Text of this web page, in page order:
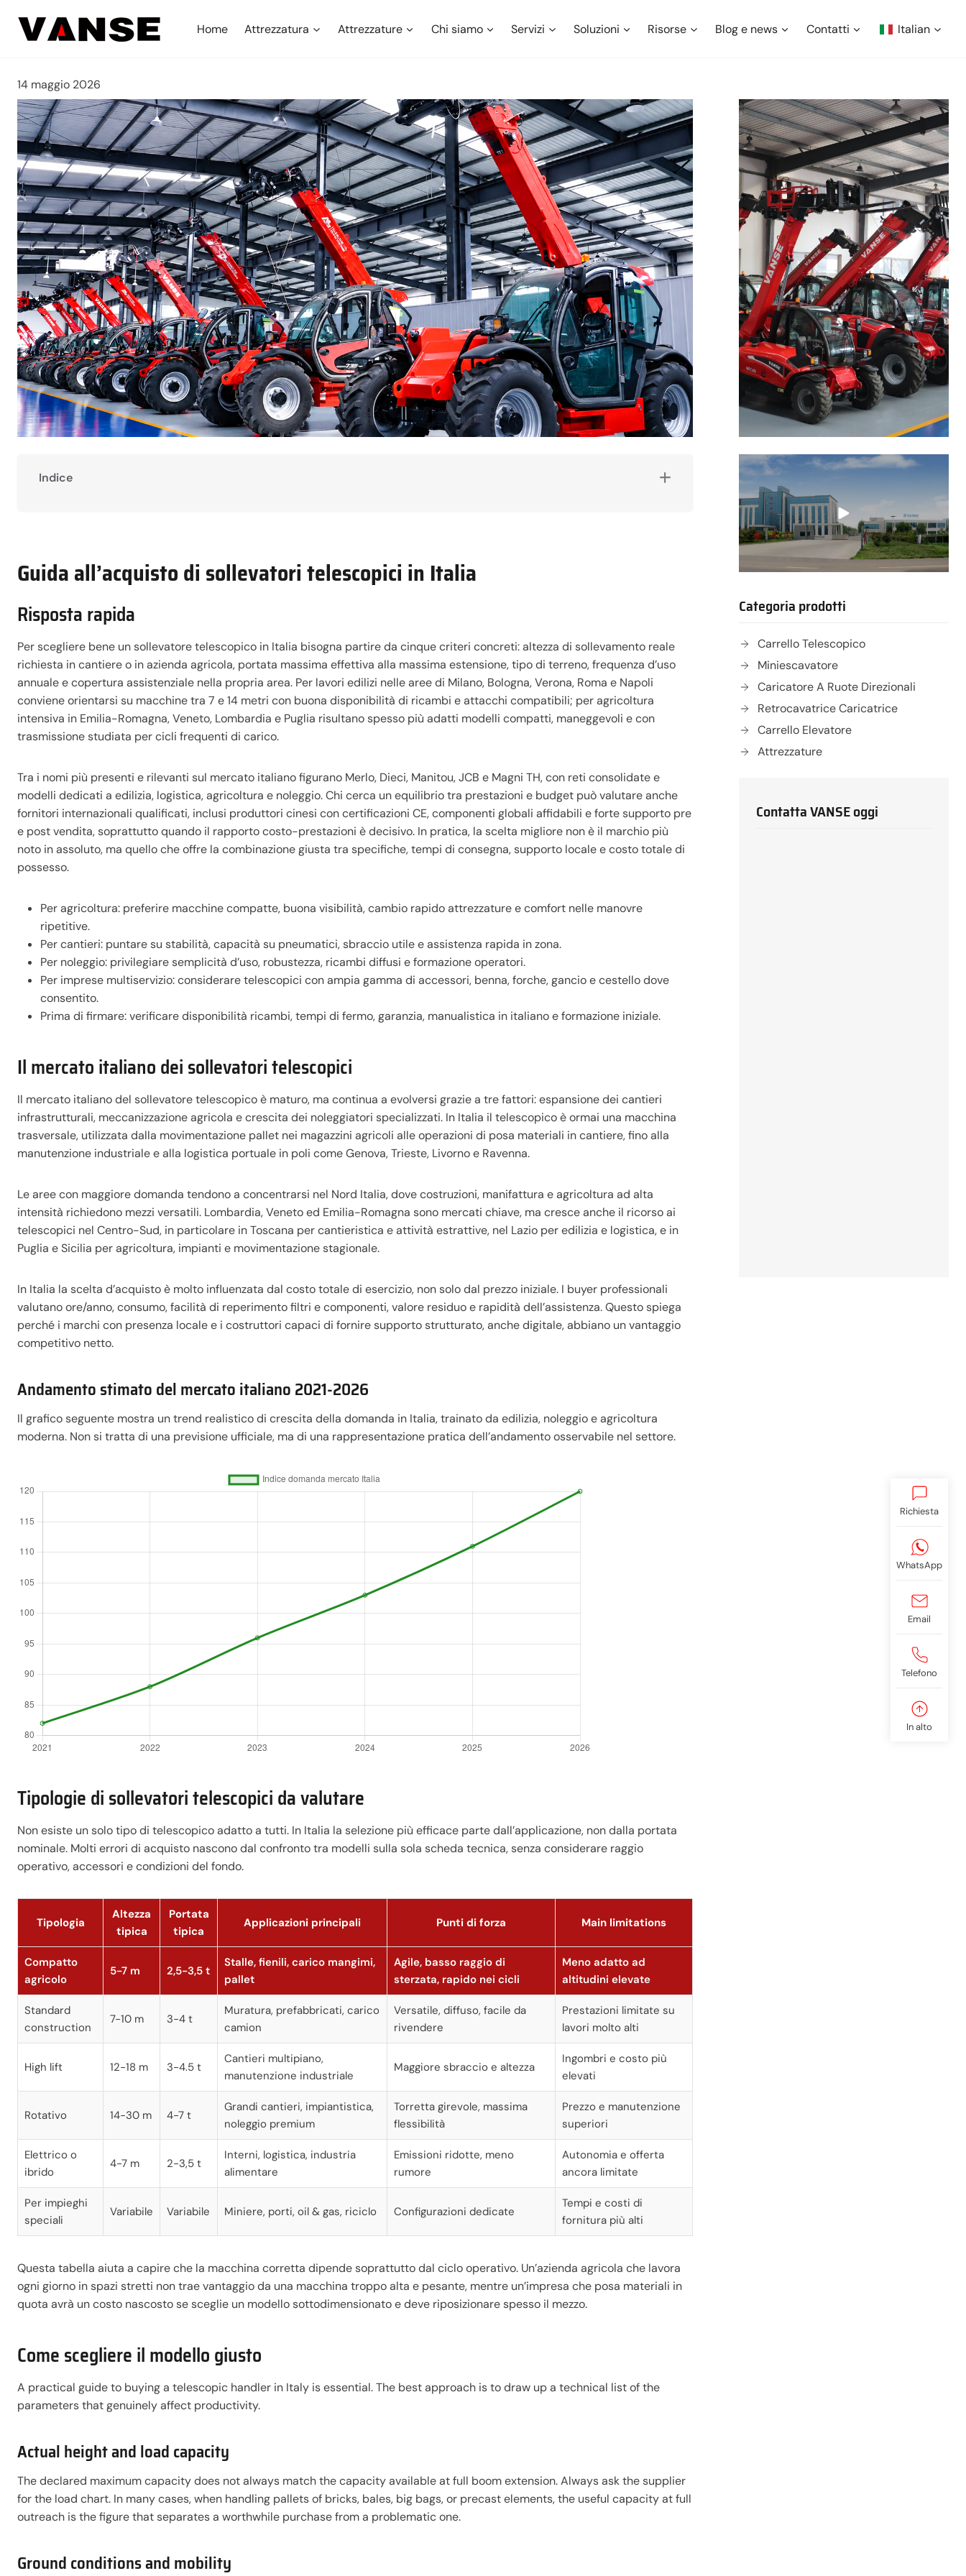
contenuto
Home Attrezzatura Attrezzature Chi siamo Servizi Soluzioni Risorse Blog e news Contatti Italian
14 maggio 2026
Indice
Guida all’acquisto di sollevatori telescopici in Italia
Risposta rapida
Per scegliere bene un sollevatore telescopico in Italia bisogna partire da cinque criteri concreti: altezza di sollevamento reale
richiesta in cantiere o in azienda agricola, portata massima effettiva alla massima estensione, tipo di terreno, frequenza d’uso
annuale e copertura assistenziale nella propria area. Per lavori edilizi nelle aree di Milano, Bologna, Verona, Roma e Napoli
conviene orientarsi su macchine tra 7 e 14 metri con buona disponibilità di ricambi e attacchi compatibili; per agricoltura
intensiva in Emilia-Romagna, Veneto, Lombardia e Puglia risultano spesso più adatti modelli compatti, maneggevoli e con
trasmissione studiata per cicli frequenti di carico.
Tra i nomi più presenti e rilevanti sul mercato italiano figurano Merlo, Dieci, Manitou, JCB e Magni TH, con reti consolidate e
modelli dedicati a edilizia, logistica, agricoltura e noleggio. Chi cerca un equilibrio tra prestazioni e budget può valutare anche
fornitori internazionali qualificati, inclusi produttori cinesi con certificazioni CE, componenti globali affidabili e forte supporto pre
e post vendita, soprattutto quando il rapporto costo-prestazioni è decisivo. In pratica, la scelta migliore non è il marchio più
noto in assoluto, ma quello che offre la combinazione giusta tra specifiche, tempi di consegna, supporto locale e costo totale di
possesso.
Per agricoltura: preferire macchine compatte, buona visibilità, cambio rapido attrezzature e comfort nelle manovre
ripetitive.
Per cantieri: puntare su stabilità, capacità su pneumatici, sbraccio utile e assistenza rapida in zona.
Per noleggio: privilegiare semplicità d’uso, robustezza, ricambi diffusi e formazione operatori.
Per imprese multiservizio: considerare telescopici con ampia gamma di accessori, benna, forche, gancio e cestello dove
consentito.
Prima di firmare: verificare disponibilità ricambi, tempi di fermo, garanzia, manualistica in italiano e formazione iniziale.
Il mercato italiano dei sollevatori telescopici
Il mercato italiano del sollevatore telescopico è maturo, ma continua a evolversi grazie a tre fattori: espansione dei cantieri
infrastrutturali, meccanizzazione agricola e crescita dei noleggiatori specializzati. In Italia il telescopico è ormai una macchina
trasversale, utilizzata dalla movimentazione pallet nei magazzini agricoli alle operazioni di posa materiali in cantiere, fino alla
manutenzione industriale e alla logistica portuale in poli come Genova, Trieste, Livorno e Ravenna.
Le aree con maggiore domanda tendono a concentrarsi nel Nord Italia, dove costruzioni, manifattura e agricoltura ad alta
intensità richiedono mezzi versatili. Lombardia, Veneto ed Emilia-Romagna sono mercati chiave, ma cresce anche il ricorso ai
telescopici nel Centro-Sud, in particolare in Toscana per cantieristica e attività estrattive, nel Lazio per edilizia e logistica, e in
Puglia e Sicilia per agricoltura, impianti e movimentazione stagionale.
In Italia la scelta d’acquisto è molto influenzata dal costo totale di esercizio, non solo dal prezzo iniziale. I buyer professionali
valutano ore/anno, consumo, facilità di reperimento filtri e componenti, valore residuo e rapidità dell’assistenza. Questo spiega
perché i marchi con presenza locale e i costruttori capaci di fornire supporto strutturato, anche digitale, abbiano un vantaggio
competitivo netto.
Andamento stimato del mercato italiano 2021-2026
Il grafico seguente mostra un trend realistico di crescita della domanda in Italia, trainato da edilizia, noleggio e agricoltura
moderna. Non si tratta di una previsione ufficiale, ma di una rappresentazione pratica dell’andamento osservabile nel settore.
Tipologie di sollevatori telescopici da valutare
Non esiste un solo tipo di telescopico adatto a tutti. In Italia la selezione più efficace parte dall’applicazione, non dalla portata
nominale. Molti errori di acquisto nascono dal confronto tra modelli sulla sola scheda tecnica, senza considerare raggio
operativo, accessori e condizioni del fondo.
Tipologia
Altezza
tipica
Portata
tipica
Applicazioni principali Punti di forza Main limitations
Compatto
agricolo
5-7 m 2,5-3,5 t
Stalle, fienili, carico mangimi,
pallet
Agile, basso raggio di
sterzata, rapido nei cicli
Meno adatto ad
altitudini elevate
Standard
construction
7-10 m 3-4 t
Muratura, prefabbricati, carico
camion
Versatile, diffuso, facile da
rivendere
Prestazioni limitate su
lavori molto alti
High lift 12-18 m 3-4.5 t
Cantieri multipiano,
manutenzione industriale
Maggiore sbraccio e altezza
Ingombri e costo più
elevati
Rotativo 14-30 m 4-7 t
Grandi cantieri, impiantistica,
noleggio premium
Torretta girevole, massima
flessibilità
Prezzo e manutenzione
superiori
Elettrico o
ibrido
4-7 m 2-3,5 t
Interni, logistica, industria
alimentare
Emissioni ridotte, meno
rumore
Autonomia e offerta
ancora limitate
Per impieghi
speciali
Variabile Variabile Miniere, porti, oil & gas, riciclo Configurazioni dedicate
Tempi e costi di
fornitura più alti
Questa tabella aiuta a capire che la macchina corretta dipende soprattutto dal ciclo operativo. Un’azienda agricola che lavora
ogni giorno in spazi stretti non trae vantaggio da una macchina troppo alta e pesante, mentre un’impresa che posa materiali in
quota avrà un costo nascosto se sceglie un modello sottodimensionato e deve riposizionare spesso il mezzo.
Come scegliere il modello giusto
A practical guide to buying a telescopic handler in Italy is essential. The best approach is to draw up a technical list of the
parameters that genuinely affect productivity.
Actual height and load capacity
The declared maximum capacity does not always match the capacity available at full boom extension. Always ask the supplier
for the load chart. In many cases, when handling pallets of bricks, bales, big bags, or precast elements, the useful capacity at full
outreach is the figure that separates a worthwhile purchase from a problematic one.
Ground conditions and mobility
Categoria prodotti
Carrello Telescopico
Miniescavatore
Caricatore A Ruote Direzionali
Retrocavatrice Caricatrice
Carrello Elevatore
Attrezzature
Contatta VANSE oggi
Richiesta
WhatsApp
Email
Telefono
In alto